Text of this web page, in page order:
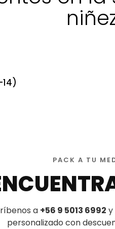
PACK A TU
a +56 9 5013 6992 y
personalizado con